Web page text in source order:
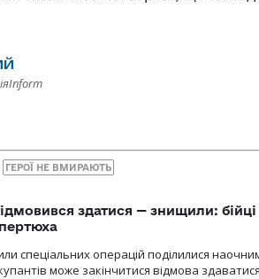
ГЕРОЇ НЕ ВМИРАЮТЬ
здатися — знищили:
спеціальних операцій поділилися
може закінчитися відмова